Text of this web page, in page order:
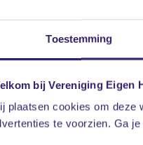
Toestemming
bij Vereniging Eigen
plaatsen cookies om deze
te voorzien. Ga
je naar een
jaar later nog steeds
peildatum
woning officieel mee in
het bepalen van de eigen